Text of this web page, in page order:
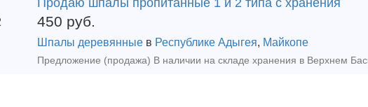
Продаю шпалы пропитанные 1 и 2 типа с хранения
450 руб.
Шпалы деревянные в Республике Адыгея, Майкопе